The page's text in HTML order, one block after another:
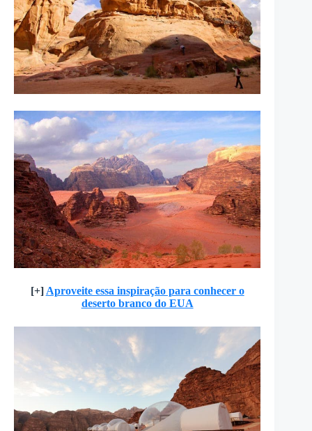
[+] Aproveite essa inspiração para conhecer o
deserto branco do EUA